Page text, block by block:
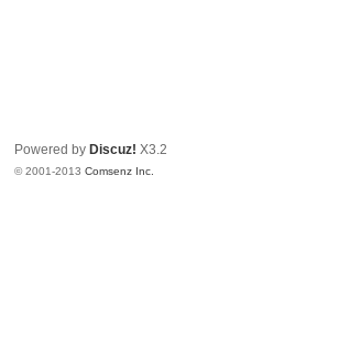
Powered by Discuz! X3.2
© 2001-2013Comsenz Inc.